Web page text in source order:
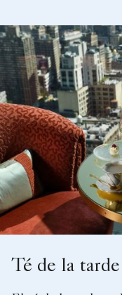
Té de la tarde